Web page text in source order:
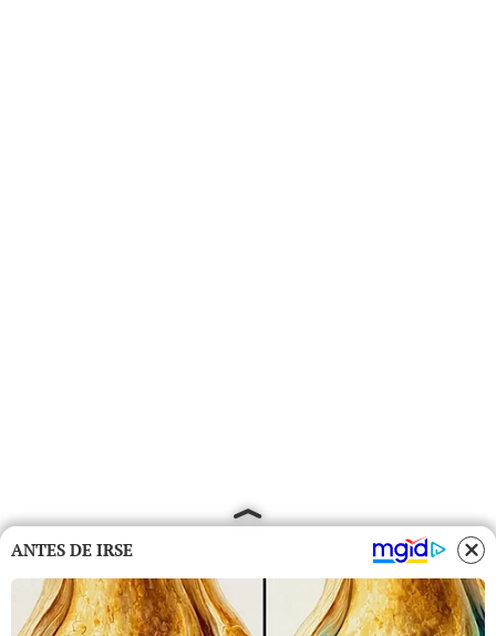
ANTES DE IRSE